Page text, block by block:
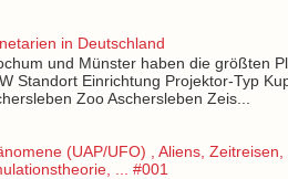
in Deutschland
und Münster haben die größten
Standort Einrichtung Projektor-Typ
Zoo Aschersleben Zeis...
(UAP/UFO) , Aliens, Zeitreisen,
... #001